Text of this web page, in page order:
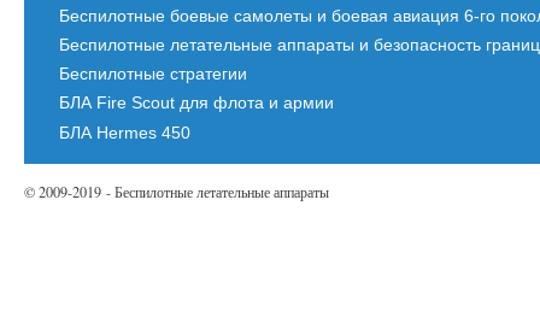
Беспилотные боевые самолеты и боевая авиация 6-го
Беспилотные летательные аппараты и безопасность границ
Беспилотные стратегии
БЛА Fire Scout для флота и армии
БЛА Hermes 450
© 2009-2019 - Беспилотные летательные аппараты